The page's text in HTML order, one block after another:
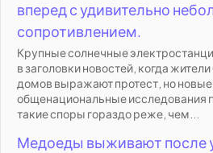
вперед с удивительно
сопротивлением.
Крупные солнечные
в заголовки новостей, когда
домов выражают протест, но новые
общенациональные исследования
такие споры гораздо реже, чем...
Медоеды выживают после